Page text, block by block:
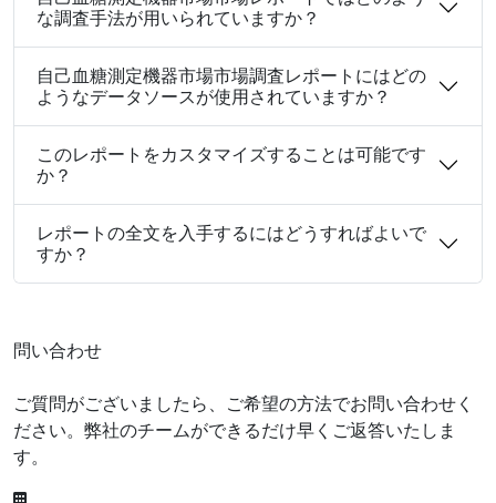
な調査手法が用いられていますか？
自己血糖測定機器市場市場調査レポートにはどの
ようなデータソースが使用されていますか？
このレポートをカスタマイズすることは可能です
か？
レポートの全文を入手するにはどうすればよいで
すか？
問い合わせ
ご質問がございましたら、ご希望の方法でお問い合わせく
ださい。弊社のチームができるだけ早くご返答いたしま
す。